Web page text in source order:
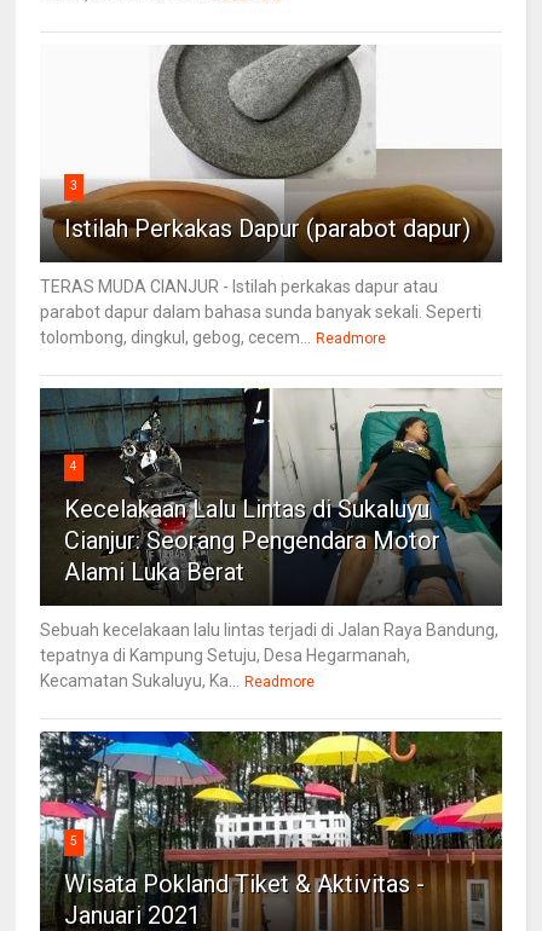
3
Istilah Perkakas Dapur (parabot dapur)
TERAS MUDA CIANJUR - Istilah perkakas dapur atau
parabot dapur dalam bahasa sunda banyak sekali. Seperti
tolombong, dingkul, gebog, cecem...
Readmore
4
Kecelakaan Lalu Lintas di Sukaluyu
Cianjur: Seorang Pengendara Motor
Alami Luka Berat
Sebuah kecelakaan lalu lintas terjadi di Jalan Raya Bandung,
tepatnya di Kampung Setuju, Desa Hegarmanah,
Kecamatan Sukaluyu, Ka...
Readmore
5
Wisata Pokland Tiket & Aktivitas -
Januari 2021